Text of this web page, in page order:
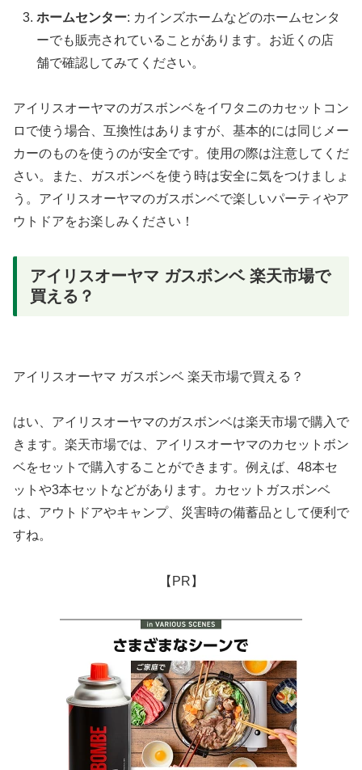
ホームセンター: カインズホームなどのホームセンタ
ーでも販売されていることがあります。お近くの店
舗で確認してみてください。
アイリスオーヤマのガスボンベをイワタニのカセットコン
ロで使う場合、互換性はありますが、基本的には同じメー
カーのものを使うのが安全です。使用の際は注意してくだ
さい。また、ガスボンベを使う時は安全に気をつけましょ
う。アイリスオーヤマのガスボンベで楽しいパーティやア
ウトドアをお楽しみください！
アイリスオーヤマ ガスボンベ 楽天市場で
買える？
アイリスオーヤマ ガスボンベ 楽天市場で買える？
はい、アイリスオーヤマのガスボンベは楽天市場で購入で
きます。楽天市場では、アイリスオーヤマのカセットボン
ベをセットで購入することができます。例えば、48本セ
ットや3本セットなどがあります。カセットガスボンベ
は、アウトドアやキャンプ、災害時の備蓄品として便利で
すね。
【PR】